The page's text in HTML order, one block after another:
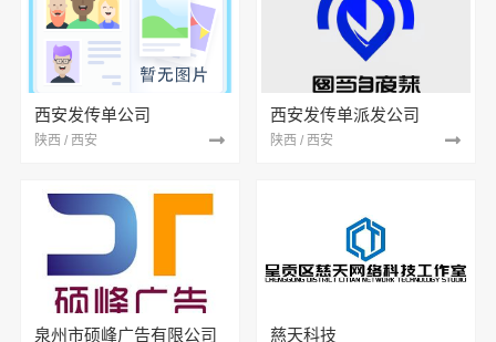
西安发传单公司
陕西 / 西安
西安发传单派发公司
陕西 / 西安
泉州市硕峰广告有限公司 慈天科技